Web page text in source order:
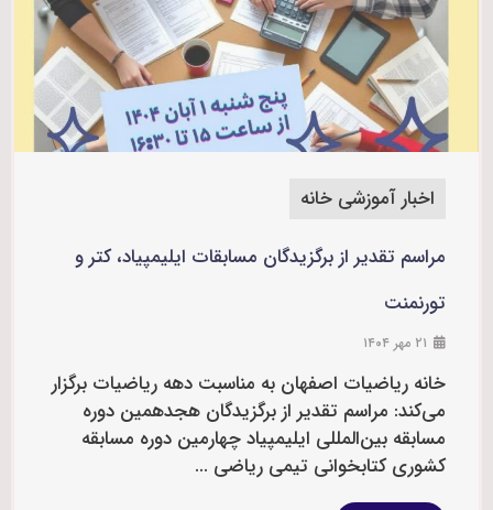
اخبار آموزشی خانه
مراسم تقدیر از برگزیدگان مسابقات ایلیمپیاد، کتر و
تورنمنت
خانه ریاضیات اصفهان به مناسبت دهه ریاضیات برگزار
می‌کند: مراسم تقدیر از برگزیدگان هجدهمین دوره
مسابقه بین‌المللی ایلیمپیاد چهارمین دوره مسابقه
کشوری کتابخوانی تیمی ریاضی ...